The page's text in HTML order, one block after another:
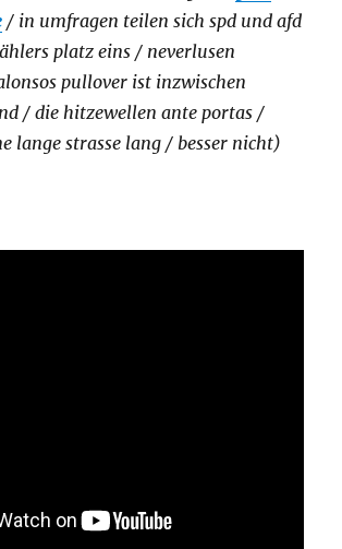
/ in umfragen teilen sich spd und afd
platz eins / neverlusen
pullover ist inzwischen
/ die hitzewellen ante portas /
lange strasse lang / besser nicht)